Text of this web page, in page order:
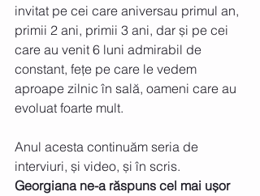
invitat pe cei care aniversau primul an,
primii 2 ani, primii 3 ani, dar și pe cei
care au venit 6 luni admirabil de
constant, fețe pe care le vedem
aproape zilnic în sală, oameni care au
evoluat foarte mult.
Anul acesta continuăm seria de
interviuri, și video, și în scris.
Georgiana ne-a răspuns cel mai ușor